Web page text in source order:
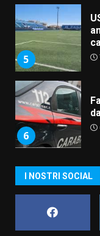
5
6
I NOSTRI SOCIAL